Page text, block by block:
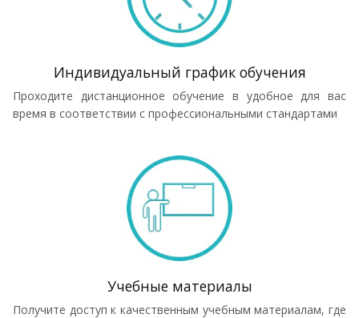
Индивидуальный график обучения
Проходите дистанционное обучение в удобное для вас
время в соответствии с профессиональными стандартами
Учебные материалы
Получите доступ к качественным учебным материалам, где